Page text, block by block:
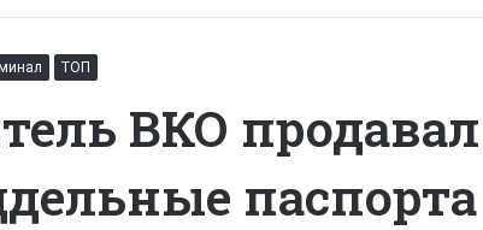
ТОП
ВКО продавал
паспорта